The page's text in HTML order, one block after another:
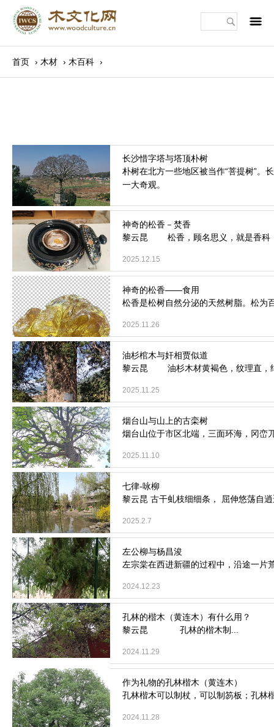
首页 › 木材 › 木百科 ›
朴树在北方一些地区被当作“菩提树”。
一大奇观。
2026.1.16
黎云昆 松香，顾名思义，就是香科
2025.12.15
松香是松树自然分泌的天然树脂。松为
2025.11.26
黎云昆 油杉木材黄褐色，纹理直，
2025.11.25
烟台山位于市区北端，三面环海，冈峦
2025.11.10
黎云昆 古干虬枝细细条， 屈伸悠荡自
2025.2.7
左宗棠在西进新疆的过程中，沿途一
2024.12.23
黎云昆 孔林的楷木制...
2024.11.29
孔林楷木可以制杖，可以制笏板；孔
2024.11.28